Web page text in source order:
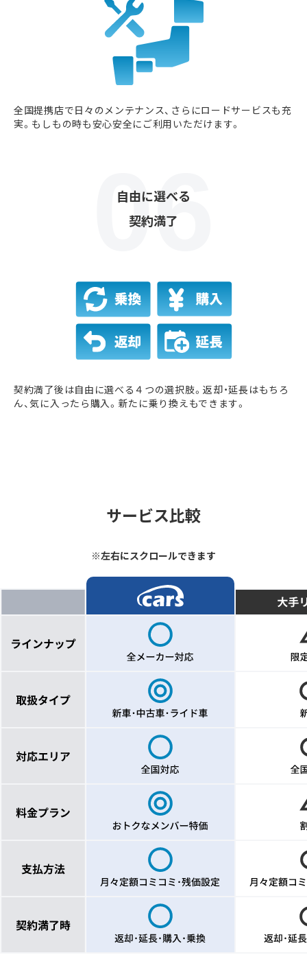
全国提携店で日々のメンテナンス、さらにロードサービスも充
実。もしもの時も安心安全にご利用いただけます。
自由に選べる
契約満了
契約満了後は自由に選べる４つの選択肢。返却・延長はもちろ
ん、気に入ったら購入。新たに乗り換えもできます。
サービス比較
※左右にスクロールできます